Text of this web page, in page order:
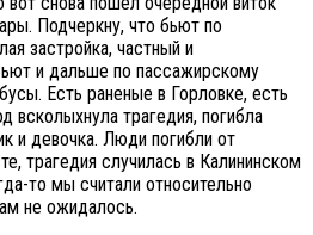
Подчеркну, что бьют по
застройка, частный и
и дальше по пассажирскому
Есть раненые в Горловке, есть
всколыхнула трагедия, погибла
и девочка. Люди погибли от
трагедия случилась в Калининском
то мы считали относительно
не ожидалось.